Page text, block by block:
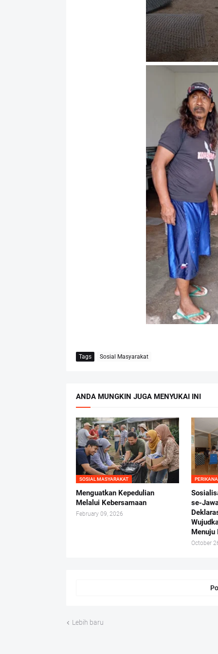
Tags Sosial Masyarakat
ANDA MUNGKIN JUGA MENYUKAI INI
SOSIAL MASYARAKAT
Menguatkan Kepedulian
Melalui Kebersamaan
February 09, 2026
se-
Menuju
October
Lebih baru